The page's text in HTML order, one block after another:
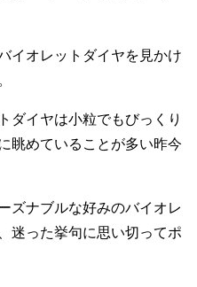
イオレットダイヤを見かけ
ダイヤは小粒でもびっくり
眺めていることが多い昨今
ズナブルな好みのバイオレ
迷った挙句に思い切ってポ